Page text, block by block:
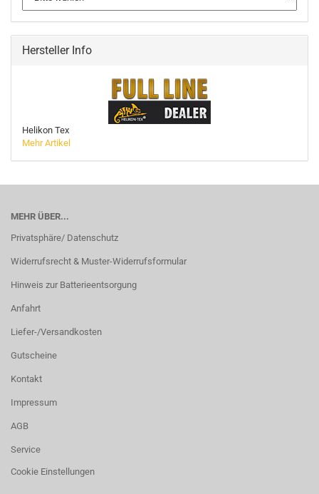
Hersteller Info
Helikon Tex
Mehr Artikel
MEHR ÜBER...
Privatsphäre/ Datenschutz
Widerrufsrecht & Muster-Widerrufsformular
Hinweis zur Batterieentsorgung
Anfahrt
Liefer-/Versandkosten
Gutscheine
Kontakt
Impressum
AGB
Service
Cookie Einstellungen